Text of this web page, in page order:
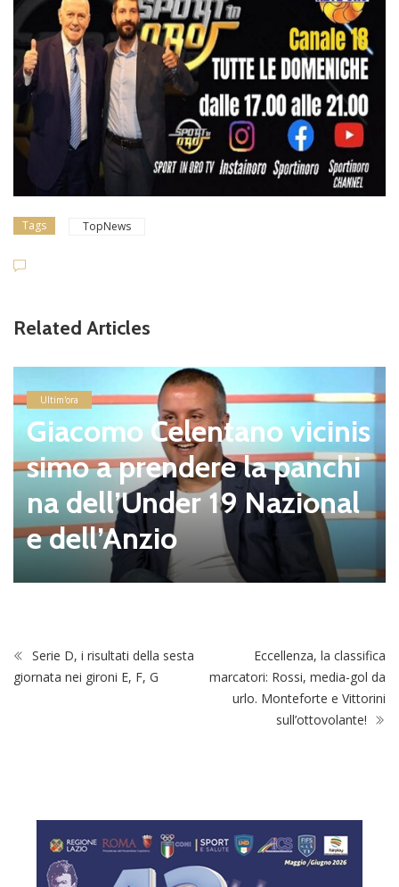
Tags TopNews
Related Articles
Ultim'ora
Giacomo Celentano vicinis
simo a prendere la panchi
na dell’Under 19 Nazional
e dell’Anzio
Serie D, i risultati della sesta
giornata nei gironi E, F, G
Eccellenza, la classifica
marcatori: Rossi, media-gol da
urlo. Monteforte e Vittorini
sull’ottovolante!